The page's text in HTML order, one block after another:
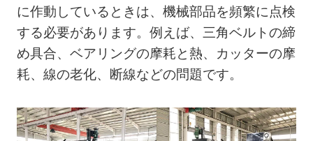
に作動しているときは、機械部品を頻繁に点検
する必要があります。例えば、三角ベルトの締
め具合、ベアリングの摩耗と熱、カッターの摩
耗、線の老化、断線などの問題です。